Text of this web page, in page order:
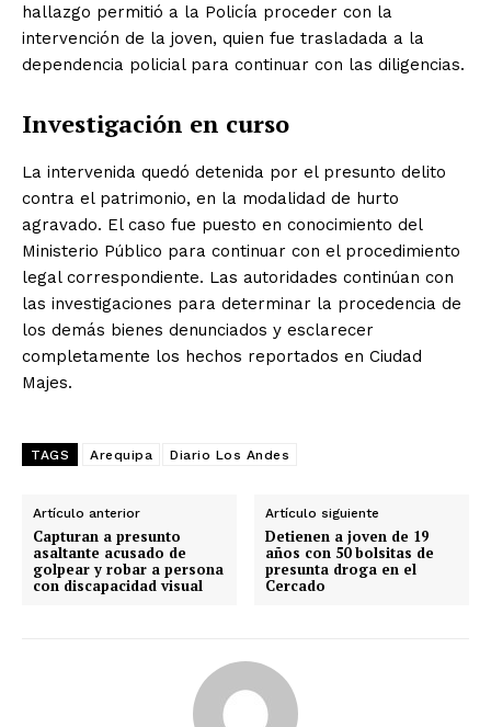
hallazgo permitió a la Policía proceder con la
intervención de la joven, quien fue trasladada a la
dependencia policial para continuar con las diligencias.
Investigación en curso
La intervenida quedó detenida por el presunto delito
contra el patrimonio, en la modalidad de hurto
agravado. El caso fue puesto en conocimiento del
Ministerio Público para continuar con el procedimiento
legal correspondiente. Las autoridades continúan con
las investigaciones para determinar la procedencia de
los demás bienes denunciados y esclarecer
completamente los hechos reportados en Ciudad
Majes.
TAGS Arequipa Diario Los Andes
Artículo anterior
Capturan a presunto
asaltante acusado de
golpear y robar a persona
con discapacidad visual
Artículo siguiente
Detienen a joven de 19
años con 50 bolsitas de
presunta droga en el
Cercado